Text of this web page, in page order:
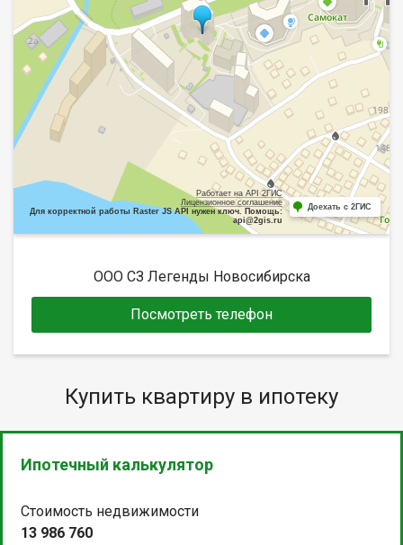
Работает на API 2ГИС
Лицензионное соглашение
Для корректной работы Raster JS API нужен ключ. Помощь:
api@2gis.ru
Доехать с 2ГИС
ООО СЗ Легенды Новосибирска
Посмотреть телефон
Купить квартиру в ипотеку
Ипотечный калькулятор
Стоимость недвижимости
13 986 760